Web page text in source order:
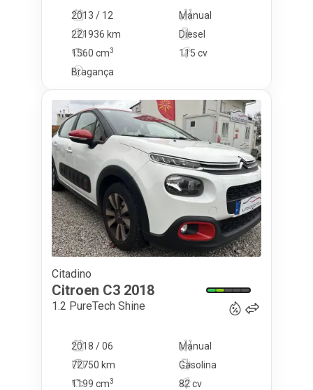
2013 / 12
Manual
221936 km
115 cv
Diesel
1560 cm3
Bragança
Citadino
Citroen C3 2018
1.2 PureTech Shine
2018 / 06
Manual
72750 km
82 cv
Gasolina
1199 cm3